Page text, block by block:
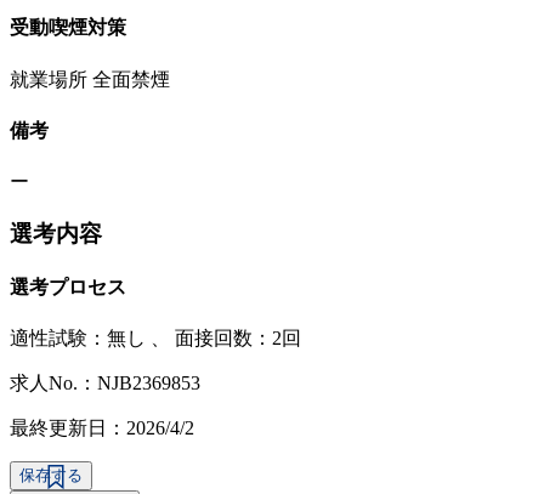
受動喫煙対策
就業場所 全面禁煙
備考
ー
選考内容
選考プロセス
適性試験： 無し 面接回数：2回
求人No.：NJB2369853
最終更新日：2026/4/2
保存する